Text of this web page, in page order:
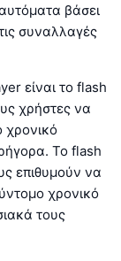
βάσει
συναλλαγές
είναι το flash
χρήστες να
χρονικό
Το flash
επιθυμούν να
χρονικό
τους